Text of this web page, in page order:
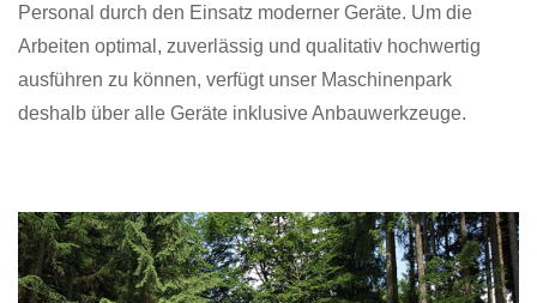
Personal durch den Einsatz moderner Geräte. Um die
Arbeiten optimal, zuverlässig und qualitativ hochwertig
ausführen zu können, verfügt unser Maschinenpark
deshalb über alle Geräte inklusive Anbauwerkzeuge.